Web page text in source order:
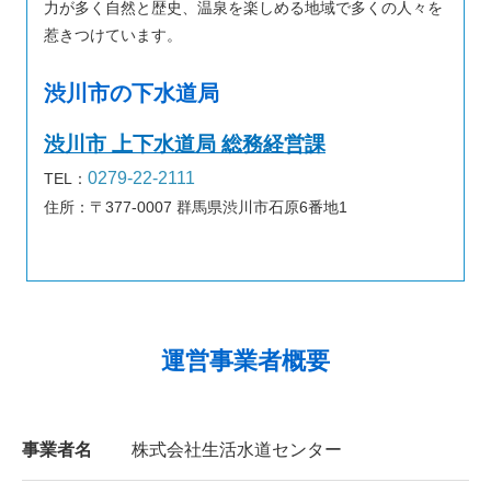
力が多く自然と歴史、温泉を楽しめる地域で多くの人々を
惹きつけています。
渋川市の下水道局
渋川市 上下水道局 総務経営課
TEL： 0279-22-2111
住所：〒377-0007 群馬県渋川市石原6番地1
運営事業者概要
事業者名 株式会社生活水道センター